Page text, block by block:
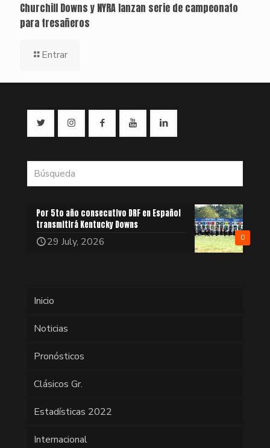
Churchill Downs y NYRA lanzan serie de campeonato
para tresañeros
Entrar
0
Por 5to año consecutivo DRF en Español
transmitirá Kentucky Downs
29 July, 2026
Inicio
Noticias
Pronósticos
Clásicos Gr.
Estadísticas 2022
Internacional